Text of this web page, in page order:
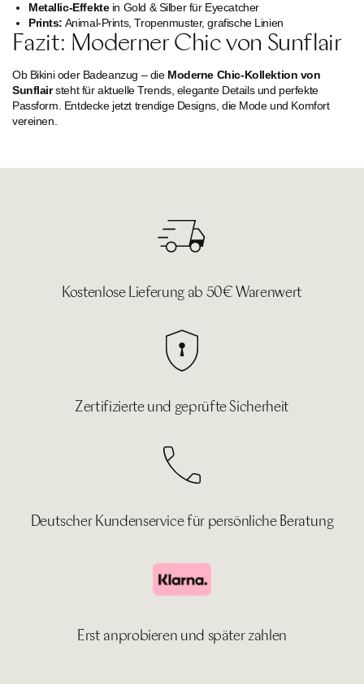
Metallic-Effektein Gold & Silber für Eyecatcher
Prints: Animal-Prints, Tropenmuster, grafische Linien
Fazit: Moderner Chic von Sunflair
Ob Bikini oder Badeanzug – die Moderne Chic-Kollektion von
Sunflairsteht für aktuelle Trends, elegante Details und perfekte
Passform. Entdecke jetzt trendige Designs, die Mode und Komfort
vereinen.
Kostenlose Lieferung ab 50€ Warenwert
Zertifizierte und geprüfte Sicherheit
Deutscher Kundenservice für persönliche Beratung
Erst anprobieren und später zahlen